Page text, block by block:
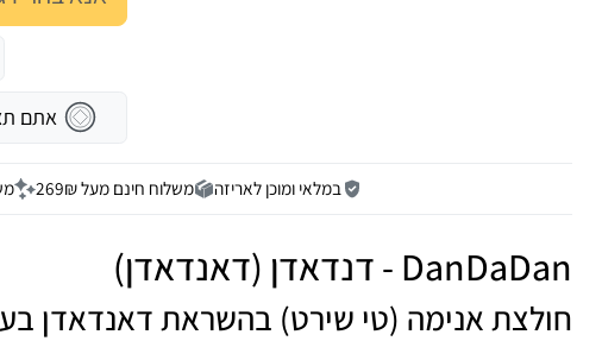
אתם
במלאי ומוכן לאריזה משלוח חינם מעל 269₪
DanDaDan - דנדאדן (דאנדאדן)
חולצת אנימה (טי שירט) בהשראת דאנדאדן